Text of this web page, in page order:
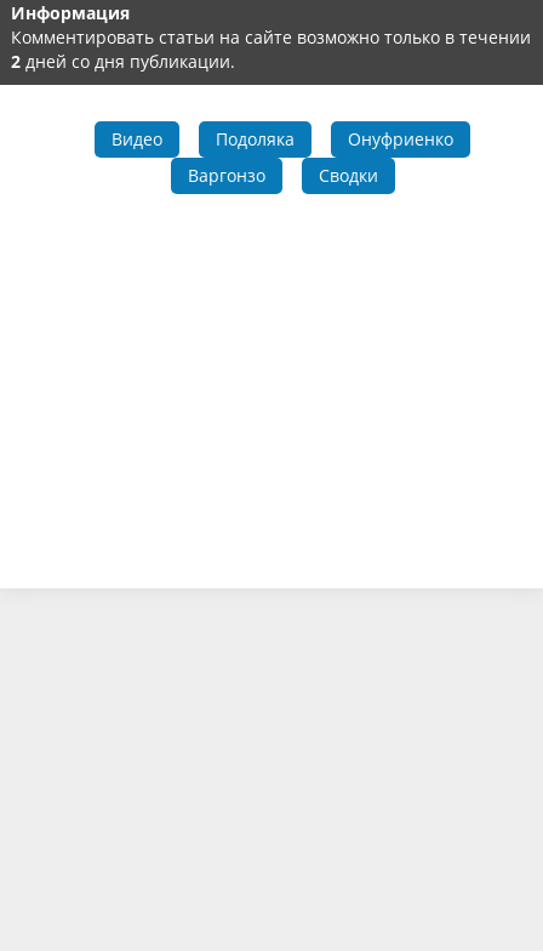
Информация
Комментировать статьи на сайте возможно только в течении
2 дней со дня публикации.
Видео Подоляка
Онуфриенко
Варгонзо
Сводки